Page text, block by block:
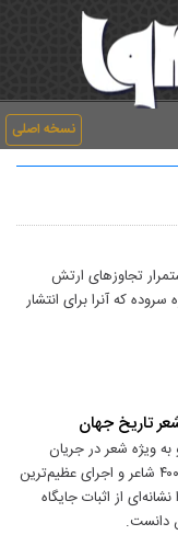
نسخه اصلی
تجاوزهای ارتش
که آنرا برای انتشار
تاریخ جهان
به ویژه شعر در جریان
رخدادهای ملی و بین‌المللی ایران‌زمین؛ حضور بیش از ۴۰۰ شاعر و اجرای عظیم‌ترین
از اثبات جایگاه
دانست.